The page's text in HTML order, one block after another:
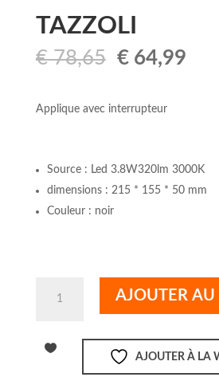
TAZZOLI
€78,65 Le
était :
€64,99Le
Applique avec interrupteur
Source : Led 3.8W320lm 3000K
dimensions : 215 * 155 * 50 mm
Couleur : noir
AJOUTER AU
AJOUTER À LA